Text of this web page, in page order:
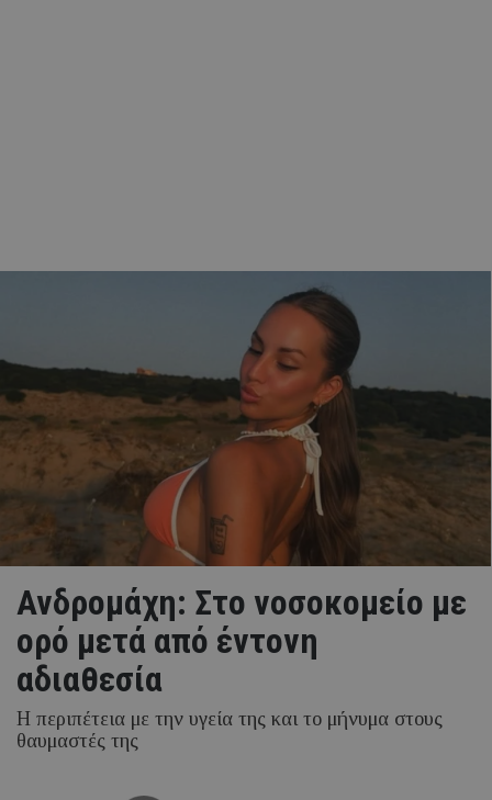
Ανδρομάχη: Στο νοσοκομείο με
ορό μετά από έντονη
αδιαθεσία
Η περιπέτεια με την υγεία της και το μήνυμα στους
θαυμαστές της